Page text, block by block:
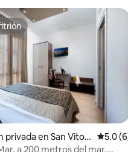
privada en San Vito L
5.0
a 200 metros del mar,